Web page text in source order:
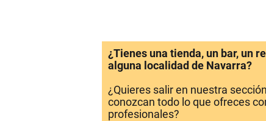
¿Tienes una tienda, un bar, un
alguna localidad de Navarra?
¿Quieres salir en nuestra
conozcan todo lo que ofreces
profesionales?